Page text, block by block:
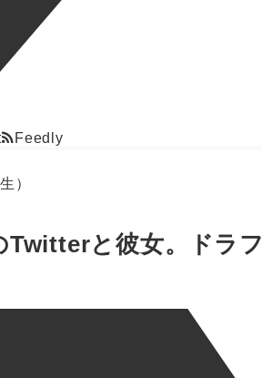
Feedly
）
Twitterと彼女。ドラ